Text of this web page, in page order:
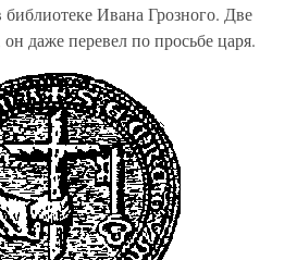
Ивана Грозного. Две
даже перевел по просьбе царя.